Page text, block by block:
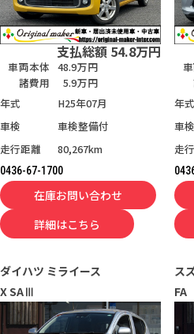
支払総額 54.8万円
車両本体 48.9万円
諸費用
5.9万円
年式
H25年07月
車検
車検整備付
走行距離
80,267km
0436-67-1700
在庫お問い合わせ
詳細はこちら
年式
車検
走
ダイハツ ミライース
X SAⅢ
ス
FA